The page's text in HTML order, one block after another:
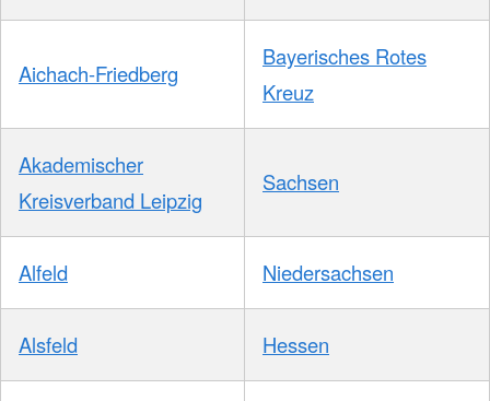
Aichach-Friedberg
Bayerisches Rotes
Kreuz
Akademischer
Kreisverband Leipzig
Sachsen
Alfeld Niedersachsen
Alsfeld Hessen